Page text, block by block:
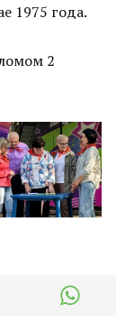
1975 года.
2